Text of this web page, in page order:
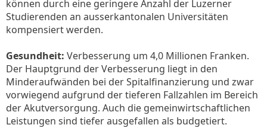
können durch eine geringere Anzahl der Luzerner
Studierenden an ausserkantonalen Universitäten
kompensiert werden.
Gesundheit: Verbesserung um 4,0 Millionen Franken.
Der Hauptgrund der Verbesserung liegt in den
Minderaufwänden bei der Spitalfinanzierung und zwar
vorwiegend aufgrund der tieferen Fallzahlen im Bereich
der Akutversorgung. Auch die gemeinwirtschaftlichen
Leistungen sind tiefer ausgefallen als budgetiert.